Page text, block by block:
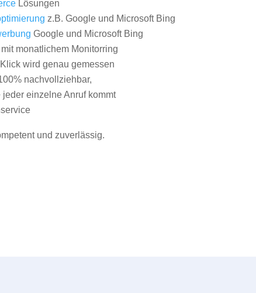
Lösungen
z.B. Google und Microsoft Bing
Google und Microsoft Bing
monatlichem Monitorring
wird genau gemessen
nachvollziehbar,
einzelne Anruf kommt
und zuverlässig.